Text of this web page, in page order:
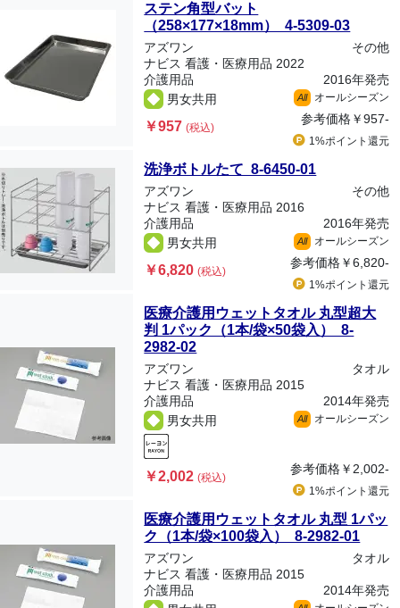
ステン角型バット
（258×177×18mm） 4-5309-03
アズワン
その他
ナビス 看護・医療用品 2022
介護用品
2016年発売
男女共用
All オールシーズン
￥957(税込)
参考価格￥957-
1%ポイント 還元
洗浄ボトルたて 8-6450-01
アズワン
その他
ナビス 看護・医療用品 2016
介護用品
2016年発売
男女共用
All オールシーズン
￥6,820(税込)
参考価格￥6,820-
1%ポイント 還元
医療介護用ウェットタオル 丸型超大
判 1パック（1本/袋×50袋入） 8-
2982-02
アズワン
タオル
ナビス 看護・医療用品 2015
介護用品
2014年発売
男女共用
All オールシーズン
￥2,002(税込)
参考価格￥2,002-
1%ポイント 還元
医療介護用ウェットタオル 丸型 1パッ
ク（1本/袋×100袋入） 8-2982-01
アズワン
タオル
ナビス 看護・医療用品 2015
介護用品
2014年発売